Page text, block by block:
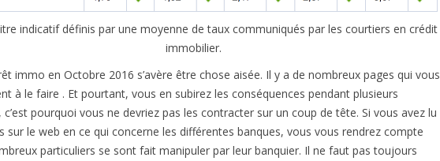
indicatif définis par une moyenne de taux communiqués par les courtiers en crédit
immobilier.
immo en Octobre 2016 s’avère être chose aisée. Il y a de nombreux pages qui vous
à le faire . Et pourtant, vous en subirez les conséquences pendant plusieurs
c’est pourquoi vous ne devriez pas les contracter sur un coup de tête. Si vous avez lu
sur le web en ce qui concerne les différentes banques, vous vous rendrez compte
particuliers se sont fait manipuler par leur banquier. Il ne faut pas toujours